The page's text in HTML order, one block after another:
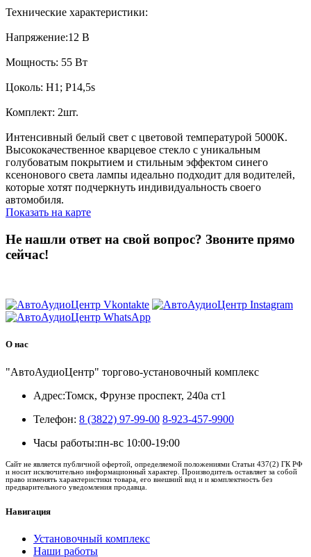
Технические характеристики:
Напряжение:12 В
Мощность: 55 Вт
Цоколь: H1; P14,5s
Комплект: 2шт.
Интенсивный белый свет с цветовой температурой 5000К.
Высококачественное кварцевое стекло с уникальным
голубоватым покрытием и стильным эффектом синего
ксенонового света лампы идеально подходит для водителей,
которые хотят подчеркнуть индивидуальность своего
автомобиля.
Показать на карте
Не нашли ответ на свой вопрос? Звоните прямо
сейчас!
О нас
"АвтоАудиоЦентр" торгово-установочный комплекс
Адрес:Томск, Фрунзе проспект, 240а ст1
Телефон: 8 (3822) 97-99-00 8-923-457-9900
Часы работы:пн-вс 10:00-19:00
Сайт не является публичной офертой, определяемой положениями Статьи 437(2) ГК РФ
и носит исключительно информационный характер. Производитель оставляет за собой
право изменять характеристики товара, его внешний вид и и комплектность без
предварительного уведомления продавца.
Навигация
Установочный комплекс
Наши работы